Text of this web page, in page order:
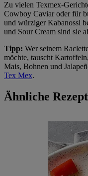
Zu vielen Texmex-
Cowboy Caviar oder für
und würziger Kabanossi
und Sour Cream sind sie
Tipp: Wer seinem
möchte, tauscht
Mais, Bohnen und
Tex Mex.
Ähnliche